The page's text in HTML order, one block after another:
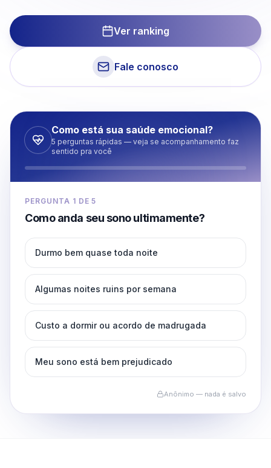
Ver ranking
Fale conosco
Como está sua saúde emocional?
5 perguntas rápidas — veja se acompanhamento faz
sentido pra você
PERGUNTA 1 DE5
Como anda seu sono ultimamente?
Durmo bem quase toda noite
Algumas noites ruins por semana
Custo a dormir ou acordo de madrugada
Meu sono está bem prejudicado
Anônimo — nada é salvo